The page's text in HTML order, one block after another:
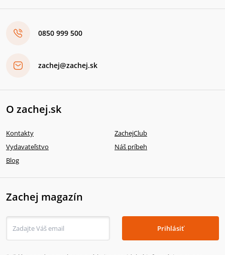
0850 999 500
zachej@zachej.sk
O zachej.sk
Kontakty
ZachejClub
Vydavateľstvo
Náš príbeh
Blog
Zachej magazín
Prihlásiť